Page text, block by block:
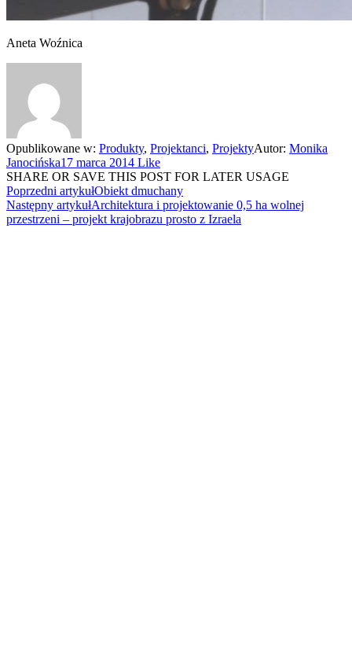
Aneta Woźnica
Opublikowane w: Produkty, Projektanci, ProjektyAutor: Monika
Janocińska17 marca 2014 Like
SHARE OR SAVE THIS POST FOR LATER USAGE
Poprzedni artykułObiekt dmuchany
Następny artykułArchitektura i projektowanie 0,5 ha wolnej
przestrzeni – projekt krajobrazu prosto z Izraela